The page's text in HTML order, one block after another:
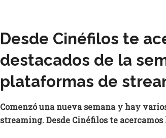
Desde Cinéfilos te
destacados de la
plataformas de
Comenzó una nueva semana y hay
streaming. Desde Cinéfilos te